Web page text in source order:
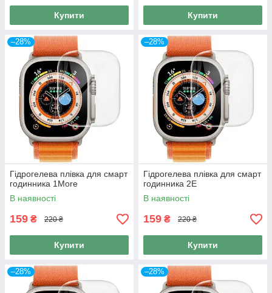
Купити Купити
–28%
Гідрогелева плівка для смарт
годинника 1More
В наявності
159 ₴ 220 ₴
Купити
–28%
Гідрогелева плівка для смарт
годинника 2E
В наявності
159 ₴ 220 ₴
Купити
–28% –28%